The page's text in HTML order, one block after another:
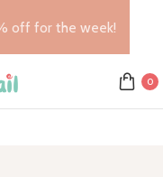
0
off for the week!